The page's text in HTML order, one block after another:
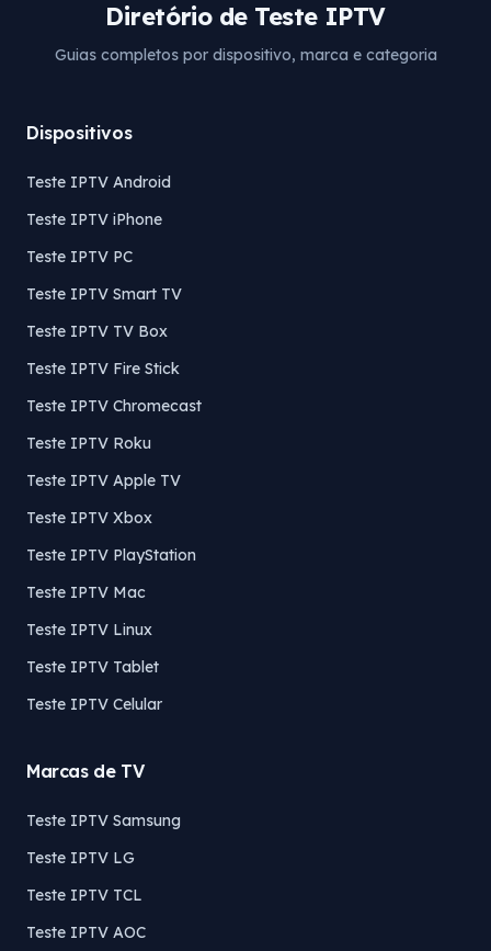
Diretório de Teste IPTV
Guias completos por dispositivo, marca e categoria
Dispositivos
Teste IPTV Android
Teste IPTV iPhone
Teste IPTV PC
Teste IPTV Smart TV
Teste IPTV TV Box
Teste IPTV Fire Stick
Teste IPTV Chromecast
Teste IPTV Roku
Teste IPTV Apple TV
Teste IPTV Xbox
Teste IPTV PlayStation
Teste IPTV Mac
Teste IPTV Linux
Teste IPTV Tablet
Teste IPTV Celular
Marcas de TV
Teste IPTV Samsung
Teste IPTV LG
Teste IPTV TCL
Teste IPTV AOC